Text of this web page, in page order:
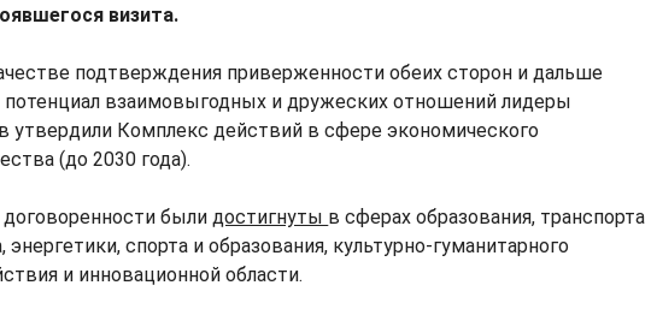
визита.
подтверждения приверженности обеих сторон и дальше
потенциал взаимовыгодных и дружеских отношений лидеры
утвердили Комплекс действий в сфере экономического
(до 2030 года).
былидостигнуты в сферах образования, транспорта
энергетики, спорта и образования, культурно-гуманитарного
и инновационной области.